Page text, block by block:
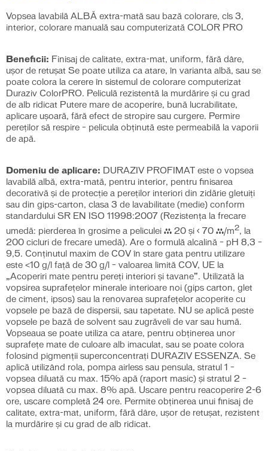
Vopsea lavabilă ALBĂ extra-mată sau bază colorare, cls 3,
interior, colorare manuală sau computerizată COLOR PRO
Beneficii: Finisaj de calitate, extra-mat, uniform, fără dâre,
uşor de retuşat Se poate utiliza ca atare, în varianta albă, sau se
poate colora la cerere în sistemul de colorare computerizat
Duraziv ColorPRO. Peliculă rezistentă la murdărire şi cu grad
de alb ridicat Putere mare de acoperire, bună lucrabilitate,
aplicare uşoară, fără efect de stropire sau curgere. Permire
pereților să respire – pelicula obţinută este permeabilă la vaporii
de apă.
Domeniu de aplicare: DURAZIV PROFIMAT este o vopsea
lavabilă albă, extra-mată, pentru interior, pentru finisarea
decorativă și de protecție a pereților interiori din zidărie gletuiți
sau din gips-carton, clasa 3 de lavabilitate (medie) conform
standardului SR EN ISO 11998:2007 (Rezistenţa la frecare
umedă: pierderea în grosime a peliculei ≥ 20 şi < 70 μ/m2, la
200 cicluri de frecare umedă). Are o formulă alcalină – pH 8,3 –
9,5. Conținutul maxim de COV în stare gata pentru utilizare
este ˂10 g/l față de 30 g/l – valoarea limită COV, UE la
„Acoperiri mate pentru pereţi interiori şi tavane”. Utilizată la
vopsirea suprafeţelor minerale interioare noi (gips carton, glet
de ciment, ipsos) sau la renovarea suprafeţelor acoperite cu
vopsele pe bază de dispersii, sau tapetate. NU se aplică peste
vopsele pe bază de solvent sau zugrăveli de var sau humă.
Vopseaua se poate utiliza ca atare, pentru obţinerea unor
suprafeţe mate de culoare alb imaculat, sau se poate colora
folosind pigmenţii superconcentraţi DURAZIV ESSENZA. Se
aplică utilizând rola, pompa airless sau pensula, stratul 1 –
vopsea diluată cu max. 15% apă (raport masic) și stratul 2 –
vopsea diluată cu max. 8% apă. Uscare pentru reacoperire 2-6
ore, uscare completă 24 ore. Permite obţinerea unui finisaj de
calitate, extra-mat, uniform, fără dâre, uşor de retuşat, rezistent
la murdărire şi cu grad de alb ridicat.